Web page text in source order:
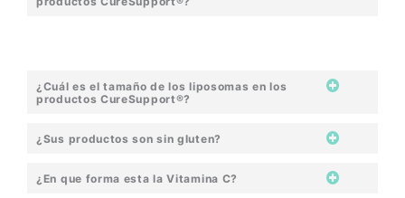
¿Cuál es el tamaño de los liposomas en los
productos CureSupport®?
¿Sus productos son sin gluten?
¿En que forma esta la Vitamina C?